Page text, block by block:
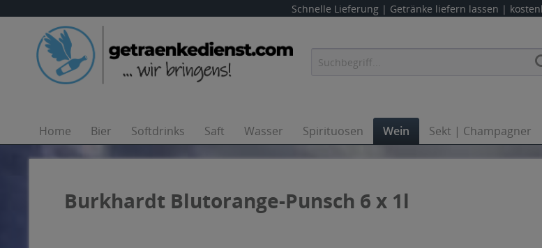
Schnelle Lieferung | Getränke liefern lassen |
Home Bier Softdrinks Saft Wasser Spirituosen Wein Sekt | Champagner
Burkhardt Blutorange-Punsch 6 x 1l